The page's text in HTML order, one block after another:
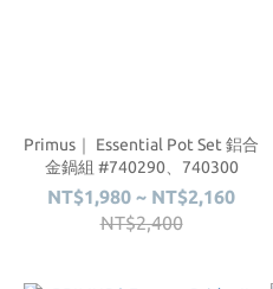
Primus｜ Essential Pot Set 鋁合
金鍋組 #740290、740300
NT$1,980 ~ NT$2,160
NT$2,400